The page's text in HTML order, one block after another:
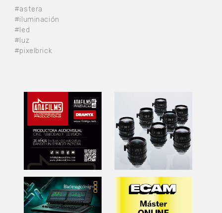
#astera
#iluminación
#led
#luz
#pixelbrick